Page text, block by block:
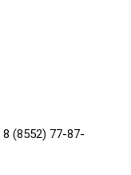
8 (8552) 77-87-